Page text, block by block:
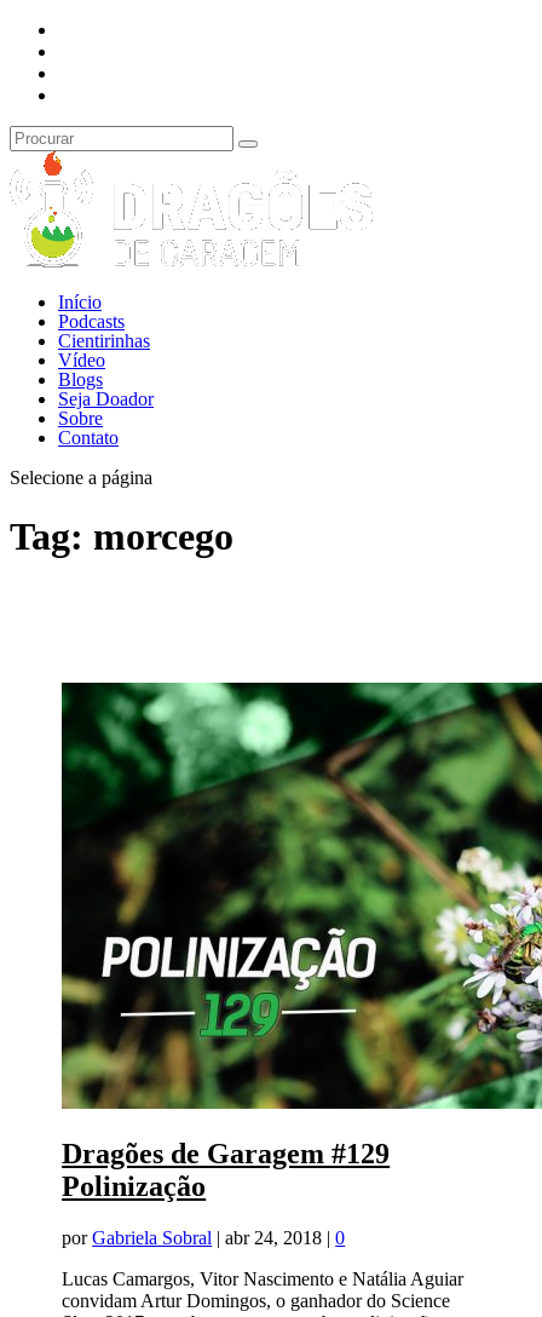
Início
Podcasts
Cientirinhas
Vídeo
Blogs
Seja Doador
Sobre
Contato
Selecione a página
Tag: morcego
Dragões de Garagem #129
Polinização
porGabriela Sobral |abr 24, 2018 |0
Lucas Camargos, Vitor Nascimento e Natália Aguiar
convidam Artur Domingos, o ganhador do Science